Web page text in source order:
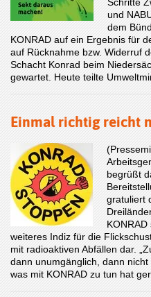
und
dem
KONRAD auf ein Ergebnis für
auf Rücknahme bzw. Widerruf
Schacht Konrad beim
gewartet. Heute teilte
Einmal richtig reicht
begrüßt
gratuliert
weiteres Indiz für die
mit radioaktiven Abfällen dar.
dann unumgänglich, dann
was mit KONRAD zu tun hat